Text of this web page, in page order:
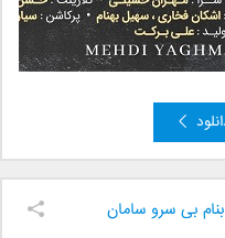
بی سرو سامان